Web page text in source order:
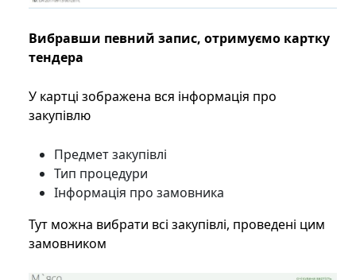
Вибравши певний запис, отримуємо картку
тендера
У картці зображена вся інформація про
закупівлю
Предмет закупівлі
Тип процедури
Інформація про замовника
Тут можна вибрати всі закупівлі, проведені цим
замовником